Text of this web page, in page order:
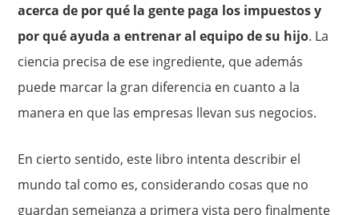
acerca de por qué la gente paga los impuestos y
por qué ayuda a entrenar al equi­po de su hijo. La
ciencia precisa de ese ingrediente, que además
puede marcar la gran diferencia en cuanto a la
manera en que las em­presas llevan sus negocios.
En cierto sentido, este libro intenta describir el
mundo tal como es, considerando cosas que no
guardan semejanza a primera vista pero finalmente